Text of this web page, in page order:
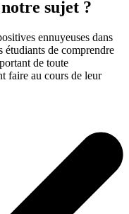
sujet ?
ennuyeuses dans
étudiants de comprendre
de toute
faire au cours de leur